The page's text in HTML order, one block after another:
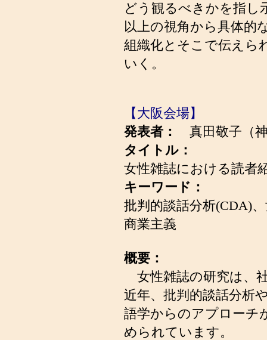
どう観るべきかを指し
以上の視角から具体的
組織化とそこで伝えら
いく。
【大阪会場】
発表者：
真田敬子（
タイトル：
女性雑誌における読者
キーワード：
批判的談話分析(CDA)
商業主義
概要：
女性雑誌の研究は、
近年、批判的談話分析
語学からのアプローチ
められています。